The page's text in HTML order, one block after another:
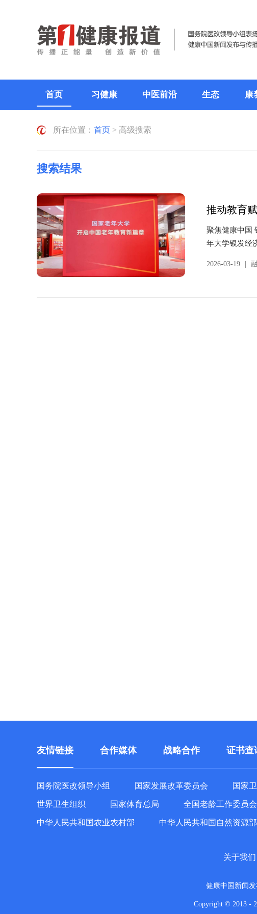
首页 习健康 中医前沿 生态 康
所在位置： 首页 > 高级搜索
搜索结果
推动教育
聚焦健康中国 银发经济（第一健康报道北京 融媒体中心）国家老
年大学银发经
2026-03-19
友情链接 合作媒体 战略合作 证书查
国务院医改领导小组 国家发展改革委员会 国家
世界卫生组织 国家体育总局 全国老龄工作委员
中华人民共和国农业农村部 中华人民共和国自然资源部
关于我们
健康中国新闻
Copyright © 2013 -